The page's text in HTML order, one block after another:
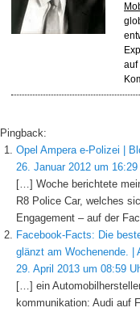
auf
Pingback:
Opel Ampera e-Polizei |
26. Januar 2012 um 16:29
[…] Woche berichtete
R8 Police Car, welches
Engagement – auf der
Facebook-Facts: Die
glänzt am Wochenende. |
29. April 2013 um 08:59
[…] ein
kommunikation: Audi auf